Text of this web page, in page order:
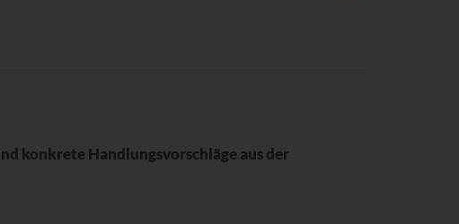
konkrete Handlungsvorschläge aus der